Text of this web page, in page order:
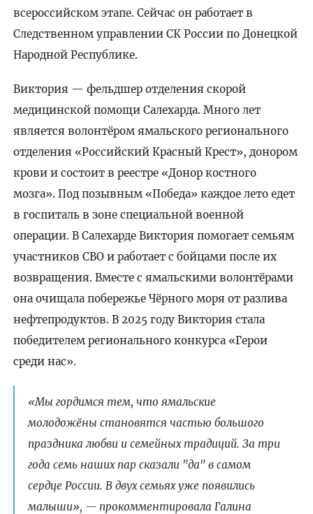
всероссийском этапе. Сейчас он работает в
Следственном управлении СК России по Донецкой
Народной Республике.
Виктория — фельдшер отделения скорой
медицинской помощи Салехарда. Много лет
является волонтёром ямальского регионального
отделения «Российский Красный Крест», донором
крови и состоит в реестре «Донор костного
мозга». Под позывным «Победа» каждое лето едет
в госпиталь в зоне специальной военной
операции. В Салехарде Виктория помогает семьям
участников СВО и работает с бойцами после их
возвращения. Вместе с ямальскими волонтёрами
она очищала побережье Чёрного моря от разлива
нефтепродуктов. В 2025 году Виктория стала
победителем регионального конкурса «Герои
среди нас».
«Мы гордимся тем, что ямальские
молодожёны становятся частью большого
праздника любви и семейных традиций. За три
года семь наших пар сказали "да" в самом
сердце России. В двух семьях уже появились
малыши», — прокомментировала Галина